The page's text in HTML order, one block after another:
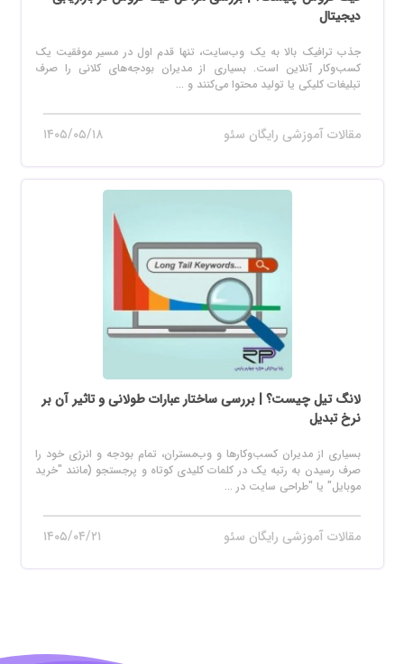
دیجیتال
جذب ترافیک بالا به یک وب‌سایت، تنها قدم اول در مسیر موفقیت یک
کسب‌وکار آنلاین است. بسیاری از مدیران بودجه‌های کلانی را صرف
تبلیغات کلیکی یا تولید محتوا می‌کنند و ...
مقالات آموزشی رایگان سئو ۱۴۰۵/۰۵/۱۸
لانگ تیل چیست؟ | بررسی ساختار عبارات طولانی و تاثیر آن بر
نرخ تبدیل
بسیاری از مدیران کسب‌وکارها و وب‌مستران، تمام بودجه و انرژی خود را
صرف رسیدن به رتبه یک در کلمات کلیدی کوتاه و پرجستجو (مانند "خرید
موبایل" یا "طراحی سایت در ...
مقالات آموزشی رایگان سئو ۱۴۰۵/۰۴/۲۱